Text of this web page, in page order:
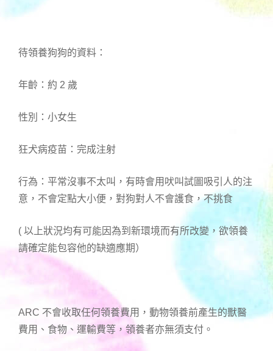
待領養狗狗的資料：
年齡：約 2 歲
性別：小女生
狂犬病疫苗：完成注射
行為：平常沒事不太叫，有時會用吠叫試圖吸引人的注
意，不會定點大小便，對狗對人不會護食，不挑食
( 以上狀況均有可能因為到新環境而有所改變，欲領養
請確定能包容他的缺適應期）
ARC 不會收取任何領養費用，動物領養前產生的獸醫
費用、食物、運輸費等，領養者亦無須支付。